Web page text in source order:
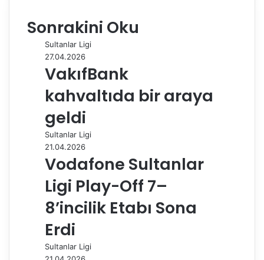
b
o
e
dr
e
r
i
t
s
A
p
p
g
r
a
m
s
t
a
i
l
p
y
l
a
ı
r
Sonrakini Oku
Sultanlar Ligi
27.04.2026
VakıfBank
kahvaltıda bir araya
geldi
Sultanlar Ligi
21.04.2026
Vodafone Sultanlar
Ligi Play-Off 7–
8’incilik Etabı Sona
Erdi
Sultanlar Ligi